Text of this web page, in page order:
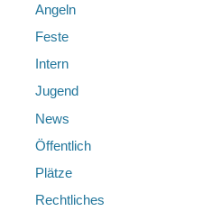
Angeln
Feste
Intern
Jugend
News
Öffentlich
Plätze
Rechtliches